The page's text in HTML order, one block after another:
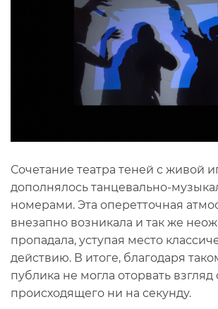
Сочетание театра теней с живой
дополнялось танцевально-
номерами. Эта оперетточная
внезапно возникала и так же
пропадала, уступая место
действию. В итоге, благодаря
публика не могла оторвать взгляд
происходящего ни на секунду.